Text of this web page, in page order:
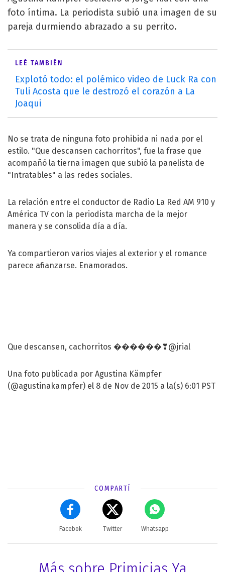
foto íntima. La periodista subió una imagen de su
pareja durmiendo abrazado a su perrito.
LEÉ TAMBIÉN
Explotó todo: el polémico video de Luck Ra con
Tuli Acosta que le destrozó el corazón a La
Joaqui
No se trata de ninguna foto prohibida ni nada por el
estilo. "Que descansen cachorritos", fue la frase que
acompañó la tierna imagen que subió la panelista de
"Intratables" a las redes sociales.
La relación entre el conductor de Radio La Red AM 910 y
América TV con la periodista marcha de la mejor
manera y se consolida día a día.
Ya compartieron varios viajes al exterior y el romance
parece afianzarse. Enamorados.
Que descansen, cachorritos ������❣@jrial
Una foto publicada por Agustina Kämpfer
(@agustinakampfer) el 8 de Nov de 2015 a la(s) 6:01 PST
COMPARTÍ
Facebok Twitter Whatsapp